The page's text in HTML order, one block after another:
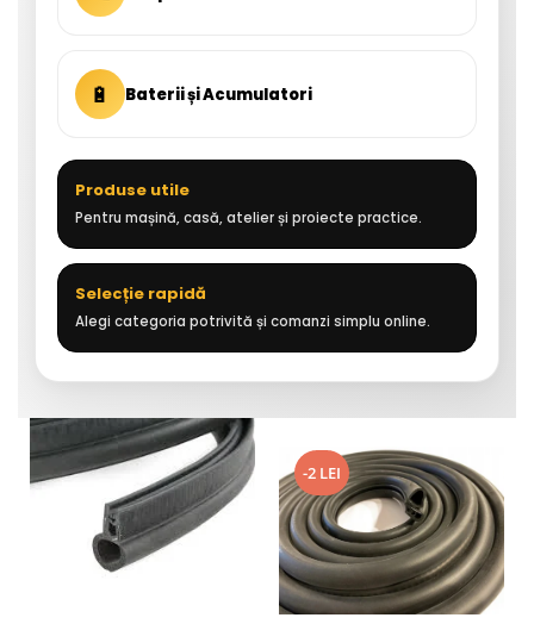
🔋 Baterii și Acumulatori
Produse utile
Pentru mașină, casă, atelier și proiecte practice.
Selecție rapidă
Alegi categoria potrivită și comanzi simplu online.
-2 LEI